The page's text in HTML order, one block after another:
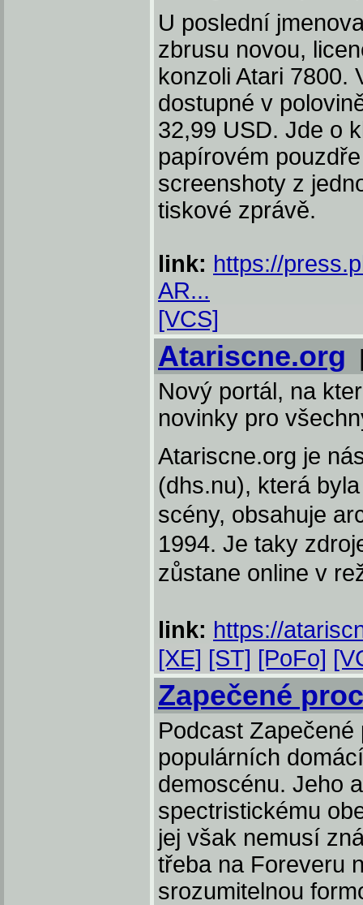
U poslední
zbrusu novou,
konzoli Atari 7800.
dostupné v
32,99 USD. Jde o
papírovém
screenshoty z
tiskové zprávě.
link: https://
AR...
[VCS]
Atariscne.org
Nový portál, na
novinky pro
Atariscne.org je
(dhs.nu), která
scény, obsahuje
1994. Je taky
zůstane online v
link: https://
[XE] [ST] [PoFo]
Zapečené
Podcast
populárních
demoscénu. Jeho
spectristickému
jej však nemusí
třeba na Foreveru
srozumitelnou